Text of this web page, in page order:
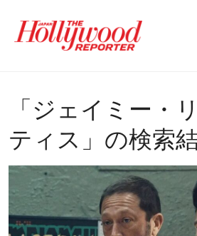
「 ジェイミー・
ティス 」の検索